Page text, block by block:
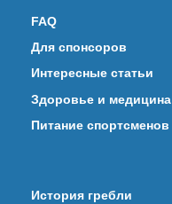
FAQ
Для спонсоров
Интересные статьи
Здоровье и медицина
Питание спортсменов
История гребли